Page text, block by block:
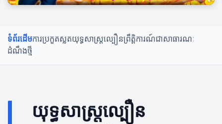
ទំព័រដើមការប្រកួតស្លតយុទ្ធសាស្ត្រល្បឿនព្រឹត្តិការណ៍ជាសាធារណៈ
ដំណឹងថ្មី
យុទ្ធសាស្ត្រល្បឿន